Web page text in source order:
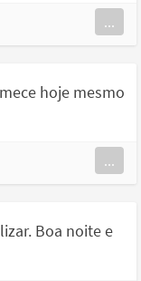
...
hoje mesmo
...
Boa noite e